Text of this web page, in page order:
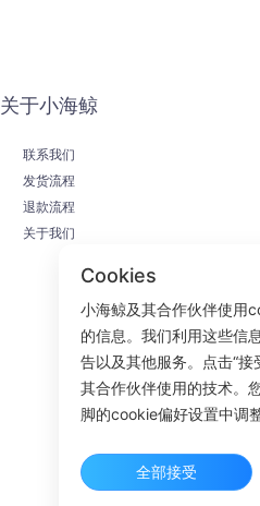
关于小海鲸
联系我们
发货流程
退款流程
关于我们
Cookies
小海鲸及其合作伙伴使用
的信息。我们利用这些信
告以及其他服务。点击“接
其合作伙伴使用的技术。
脚的cookie偏好设置中调
全部接受